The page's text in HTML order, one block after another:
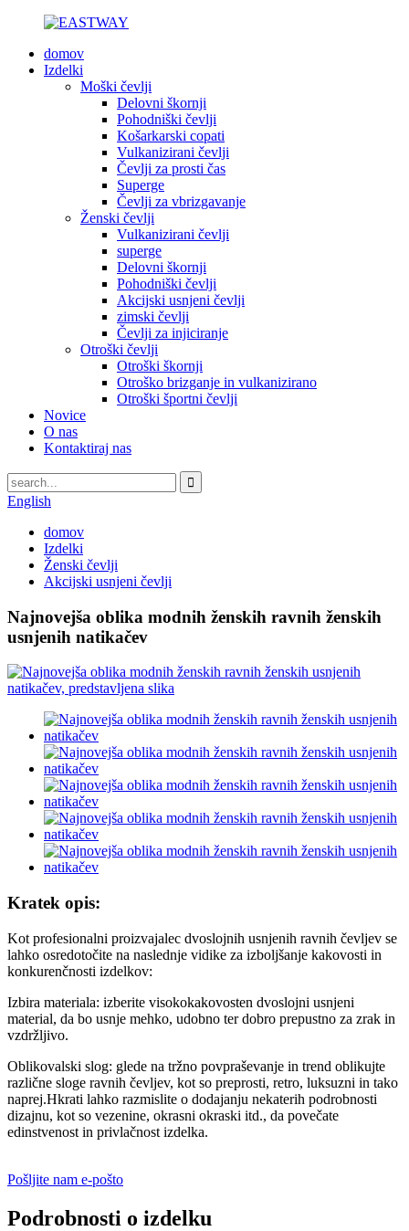
domov
Izdelki
Moški čevlji
Delovni škornji
Pohodniški čevlji
Košarkarski copati
Vulkanizirani čevlji
Čevlji za prosti čas
Superge
Čevlji za vbrizgavanje
Ženski čevlji
Vulkanizirani čevlji
superge
Delovni škornji
Pohodniški čevlji
Akcijski usnjeni čevlji
zimski čevlji
Čevlji za injiciranje
Otroški čevlji
Otroški škornji
Otroško brizganje in vulkanizirano
Otroški športni čevlji
Novice
O nas
Kontaktiraj nas
English
domov
Izdelki
Ženski čevlji
Akcijski usnjeni čevlji
Najnovejša oblika modnih ženskih ravnih ženskih
usnjenih natikačev
Kratek opis:
Kot profesionalni proizvajalec dvoslojnih usnjenih ravnih čevljev se
lahko osredotočite na naslednje vidike za izboljšanje kakovosti in
konkurenčnosti izdelkov:
Izbira materiala: izberite visokokakovosten dvoslojni usnjeni
material, da bo usnje mehko, udobno ter dobro prepustno za zrak in
vzdržljivo.
Oblikovalski slog: glede na tržno povpraševanje in trend oblikujte
različne sloge ravnih čevljev, kot so preprosti, retro, luksuzni in tako
naprej.Hkrati lahko razmislite o dodajanju nekaterih podrobnosti
dizajnu, kot so vezenine, okrasni okraski itd., da povečate
edinstvenost in privlačnost izdelka.
Pošljite nam e-pošto
Podrobnosti o izdelku